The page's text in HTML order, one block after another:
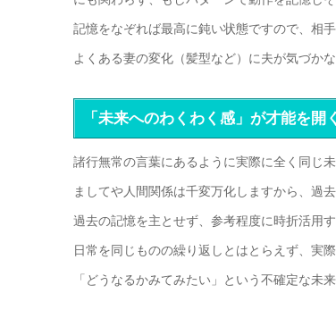
記憶をなぞれば最高に鈍い状態ですので、相
よくある妻の変化（髪型など）に夫が気づか
「未来へのわくわく感」が才能を開く
諸行無常の言葉にあるように実際に全く同じ
ましてや人間関係は千変万化しますから、過
過去の記憶を主とせず、参考程度に時折活用
日常を同じものの繰り返しとはとらえず、実
「どうなるかみてみたい」という不確定な未